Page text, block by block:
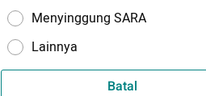
Menyinggung SARA
Lainnya
Batal